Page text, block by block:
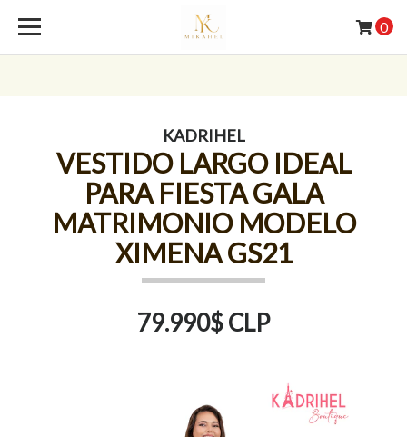
0
KADRIHEL
VESTIDO LARGO IDEAL
PARA FIESTA GALA
MATRIMONIO MODELO
XIMENA GS21
79.990$ CLP